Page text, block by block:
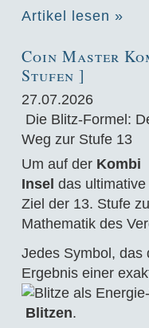
Artikel lesen »
Coin Master
Stufen ]
27.07.2026
Die Blitz-Formel:
Weg zur Stufe 13
Um auf der Kombi
Insel das ultimative
Ziel der 13. Stufe
Mathematik des
Jedes Symbol, das
Ergebnis einer
Blitzen.